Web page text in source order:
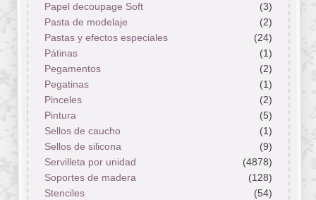
Papel decoupage Soft
(3)
Pasta de modelaje
(2)
Pastas y efectos especiales
(24)
Pátinas
(1)
Pegamentos
(2)
Pegatinas
(1)
Pinceles
(2)
Pintura
(5)
Sellos de caucho
(1)
Sellos de silicona
(9)
Servilleta por unidad
(4878)
Soportes de madera
(128)
Stenciles
(54)